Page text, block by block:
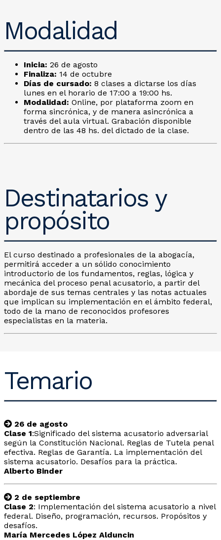
Modalidad
Inicia: 26 de agosto
Finaliza: 14 de octubre
Días de cursado: 8 clases a dictarse los días
lunes en el horario de 17:00 a 19:00 hs.
Modalidad: Online, por plataforma zoom en
forma sincrónica, y de manera asincrónica a
través del aula virtual. Grabación disponible
dentro de las 48 hs. del dictado de la clase.
Destinatarios y
propósito
El curso destinado a profesionales de la abogacía,
permitirá acceder a un sólido conocimiento
introductorio de los fundamentos, reglas, lógica y
mecánica del proceso penal acusatorio, a partir del
abordaje de sus temas centrales y las notas actuales
que implican su implementación en el ámbito federal,
todo de la mano de reconocidos profesores
especialistas en la materia.
Temario
26 de agosto
Clase 1:Significado del sistema acusatorio adversarial
según la Constitución Nacional. Reglas de Tutela penal
efectiva. Reglas de Garantía. La implementación del
sistema acusatorio. Desafíos para la práctica.
Alberto Binder
2 de septiembre
Clase 2: Implementación del sistema acusatorio a nivel
federal. Diseño, programación, recursos. Propósitos y
desafíos.
María Mercedes López Alduncin